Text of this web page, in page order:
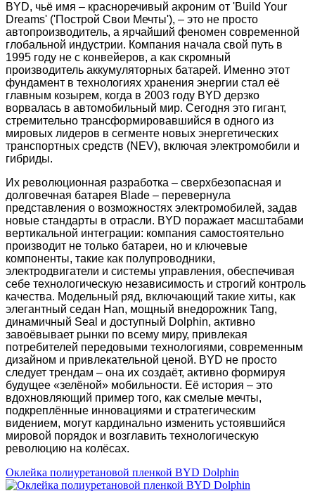
BYD, чьё имя – красноречивый акроним от 'Build Your
Dreams' ('Построй Свои Мечты'), – это не просто
автопроизводитель, а ярчайший феномен современной
глобальной индустрии. Компания начала свой путь в
1995 году не с конвейеров, а как скромный
производитель аккумуляторных батарей. Именно этот
фундамент в технологиях хранения энергии стал её
главным козырем, когда в 2003 году BYD дерзко
ворвалась в автомобильный мир. Сегодня это гигант,
стремительно трансформировавшийся в одного из
мировых лидеров в сегменте новых энергетических
транспортных средств (NEV), включая электромобили и
гибриды.
Их революционная разработка – сверхбезопасная и
долговечная батарея Blade – перевернула
представления о возможностях электромобилей, задав
новые стандарты в отрасли. BYD поражает масштабами
вертикальной интеграции: компания самостоятельно
производит не только батареи, но и ключевые
компоненты, такие как полупроводники,
электродвигатели и системы управления, обеспечивая
себе технологическую независимость и строгий контроль
качества. Модельный ряд, включающий такие хиты, как
элегантный седан Han, мощный внедорожник Tang,
динамичный Seal и доступный Dolphin, активно
завоёвывает рынки по всему миру, привлекая
потребителей передовыми технологиями, современным
дизайном и привлекательной ценой. BYD не просто
следует трендам – она их создаёт, активно формируя
будущее «зелёной» мобильности. Её история – это
вдохновляющий пример того, как смелые мечты,
подкреплённые инновациями и стратегическим
видением, могут кардинально изменить устоявшийся
мировой порядок и возглавить технологическую
революцию на колёсах.
Оклейка полиуретановой пленкой BYD Dolphin